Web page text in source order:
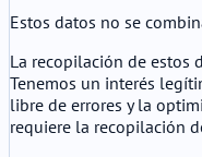
Estos datos no se
La recopilación de estos
Tenemos un interés
libre de errores y la
requiere la recopilación